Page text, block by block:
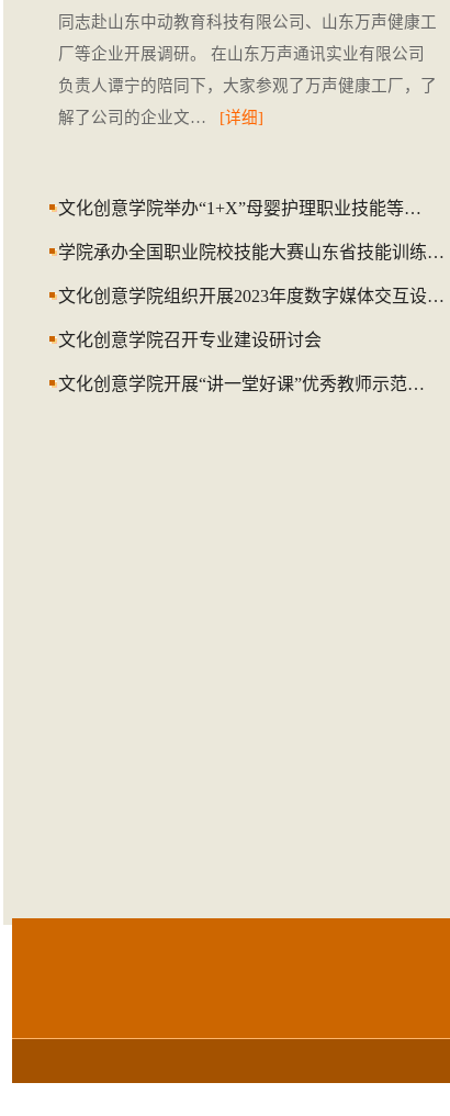
同志赴山东中动教育科技有限公司、山东万声健康工
厂等企业开展调研。 在山东万声通讯实业有限公司
负责人谭宁的陪同下，大家参观了万声健康工厂，了
解了公司的企业文…
[详细]
文化创意学院举办“1+X”母婴护理职业技能等…
学院承办全国职业院校技能大赛山东省技能训练…
文化创意学院组织开展2023年度数字媒体交互设…
文化创意学院召开专业建设研讨会
文化创意学院开展“讲一堂好课”优秀教师示范…